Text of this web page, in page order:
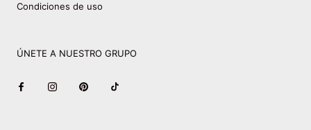
Condiciones de uso
ÚNETE A NUESTRO GRUPO